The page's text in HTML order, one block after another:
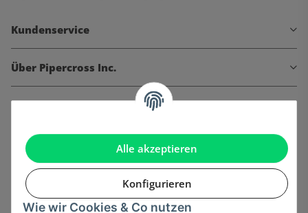
Alle akzeptieren
Konfigurieren
Wie wir Cookies & Co nutzen
Kundenservice
Über Pipercross Inc.
Informationen
Gesetzliche Informationen